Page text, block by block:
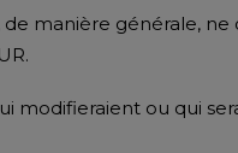
manière générale,
modifieraient ou qui